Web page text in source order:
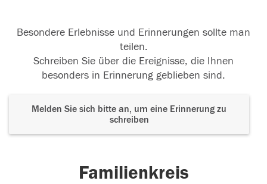
Besondere Erlebnisse und Erinnerungen sollte man
teilen.
Schreiben Sie über die Ereignisse, die Ihnen
besonders in Erinnerung geblieben sind.
Melden Sie sich bitte an, um eine Erinnerung zu
schreiben
Familienkreis